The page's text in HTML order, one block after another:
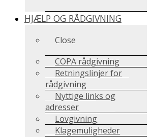
HJÆLP OG RÅDGIVNING
Close
COPA rådgivning
Retningslinjer for
rådgivning
Nyttige links og
adresser
Lovgivning
Klagemuligheder